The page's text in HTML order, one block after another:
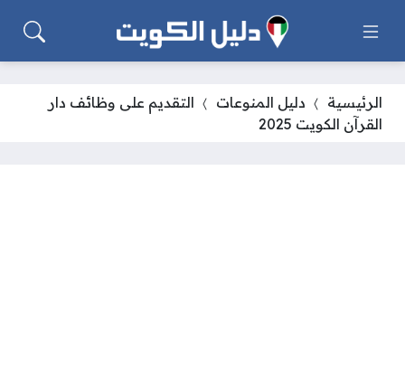
الرئيسية دليل المنوعات
التقديم على وظائف دار
القرآن الكويت 2025